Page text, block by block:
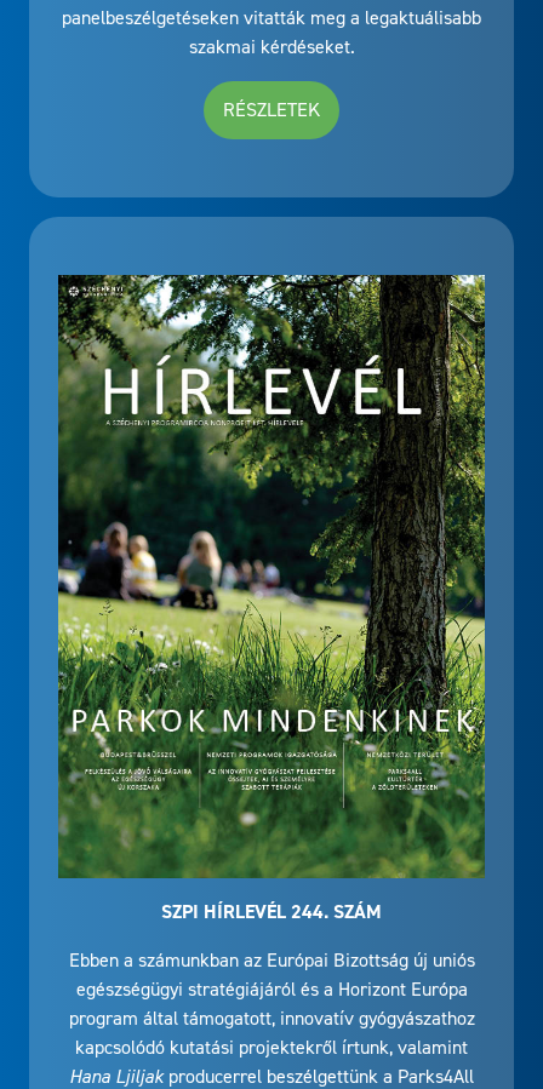
panelbeszélgetéseken vitatták meg a legaktuálisabb
szakmai kérdéseket.
RÉSZLETEK
SZPI HÍRLEVÉL 244. SZÁM
Ebben a számunkban az Európai Bizottság új uniós
egészségügyi stratégiájáról és a Horizont Európa
program által támogatott, innovatív gyógyászathoz
kapcsolódó kutatási projektekről írtunk, valamint
Hana Ljiljakproducerrel beszélgettünk a Parks4All